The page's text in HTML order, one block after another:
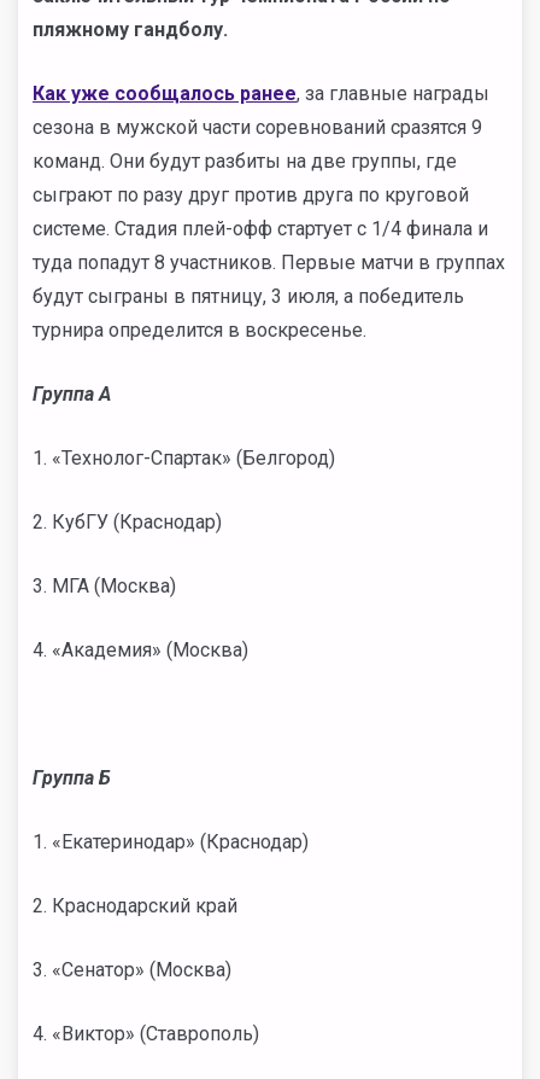
пляжному гандболу.
Как уже сообщалось ранее, за главные награды
сезона в мужской части соревнований сразятся 9
команд. Они будут разбиты на две группы, где
сыграют по разу друг против друга по круговой
системе. Стадия плей-офф стартует с 1/4 финала и
туда попадут 8 участников. Первые матчи в группах
будут сыграны в пятницу, 3 июля, а победитель
турнира определится в воскресенье.
Группа А
1. «Технолог-Спартак» (Белгород)
2. КубГУ (Краснодар)
3. МГА (Москва)
4. «Академия» (Москва)
Группа Б
1. «Екатеринодар» (Краснодар)
2. Краснодарский край
3. «Сенатор» (Москва)
4. «Виктор» (Ставрополь)